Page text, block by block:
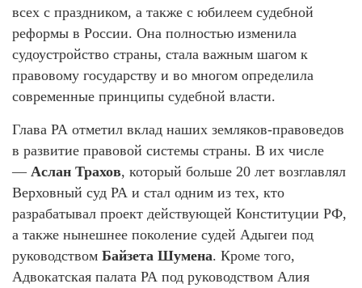
всех с праздником, а также с юбилеем судебной
реформы в России. Она полностью изменила
судоустройство страны, стала важным шагом к
правовому государству и во многом определила
современные принципы судебной власти.
Глава РА отметил вклад наших земляков-правоведов
в развитие правовой системы страны. В их числе
— Аслан Трахов, который больше 20 лет возглавлял
Верховный суд РА и стал одним из тех, кто
разрабатывал проект действующей Конституции РФ,
а также нынешнее поколение судей Адыгеи под
руководством Байзета Шумена. Кроме того,
Адвокатская палата РА под руководством Алия